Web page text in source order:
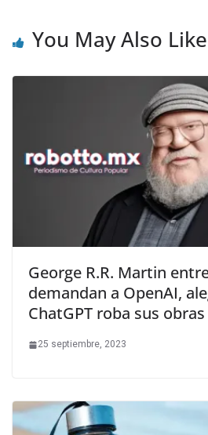
You May Also Like
George R.R. Martin
demandan a OpenAI,
ChatGPT roba sus obras
25 septiembre, 2023